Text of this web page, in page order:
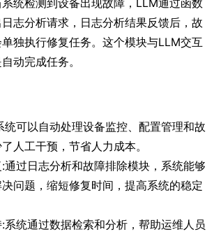
志分析请求，日志分析结果反馈后，故
独执行修复任务。这个模块与LLM交互
动完成任务。
统可以自动处理设备监控、配置管理和故
人工干预，节省人力成本。
通过日志分析和故障排除模块，系统能够
问题，缩短修复时间，提高系统的稳定
系统通过数据检索和分析，帮助运维人员